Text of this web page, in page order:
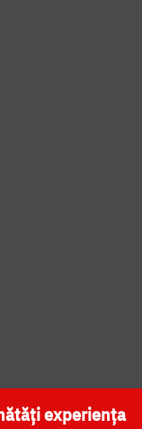
NAȚIONALĂ
experiența